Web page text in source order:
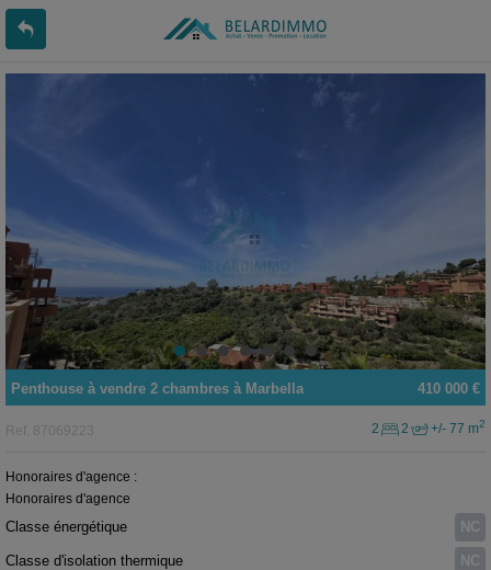
410 000 €
Penthouse à vendre 2 chambres à Marbella
Ref. 87069223 2 2 +/- 77 m2
Honoraires d'agence :
Honoraires d'agence
Classe énergétique NC
Classe d'isolation thermique NC